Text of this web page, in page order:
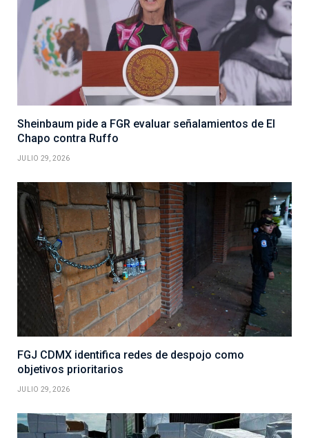
Sheinbaum pide a FGR evaluar señalamientos de El
Chapo contra Ruffo
JULIO 29, 2026
FGJ CDMX identifica redes de despojo como
objetivos prioritarios
JULIO 29, 2026